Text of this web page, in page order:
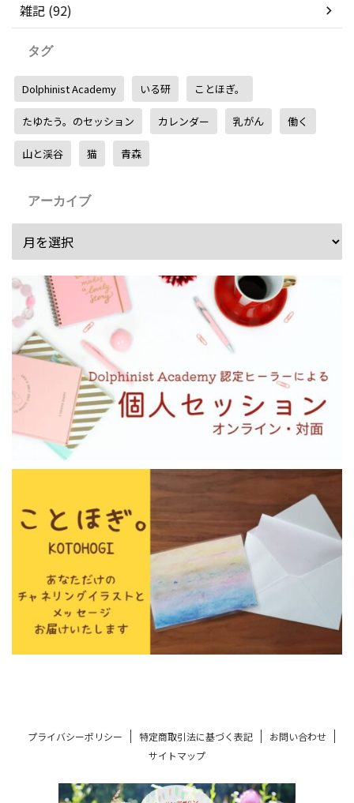
雑記 (92)
タグ
Dolphinist Academy いる研 ことほぎ。
たゆたう。のセッション カレンダー 乳がん 働く
山と渓谷 猫 青森
アーカイブ
プライバシーポリシー 特定商取引法に基づく表記
お問い合わせ
サイトマップ